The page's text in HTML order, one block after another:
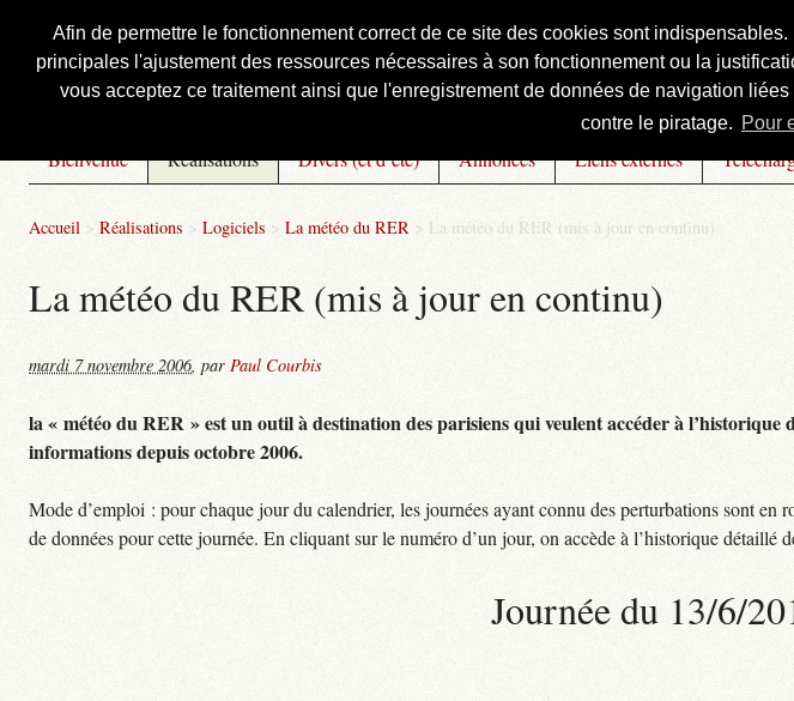
Afin de permettre le fonctionnement correct de ce site des cookies sont
principales l'ajustement des ressources nécessaires à son fonctionnement ou la
vous acceptez ce traitement ainsi que l'enregistrement de données de navigation
contre le piratage. Pour
Courbis, « LE » Blog Officiel
Bienvenue Réalisations Divers (et d’été) Annonces Liens externes
Accueil > Réalisations > Logiciels > La météo du RER > La météo du RER (mis à jour en continu)
La météo du RER (mis à jour en continu)
mardi 7 novembre 2006, par Paul Courbis
la « météo du RER » est un outil à destination des parisiens qui veulent accéder à
informations depuis octobre 2006.
Mode d’emploi : pour chaque jour du calendrier, les journées ayant connu des perturbations sont en
de données pour cette journée. En cliquant sur le numéro d’un jour, on accède à l’historique détaillé
Journée du 13/6/